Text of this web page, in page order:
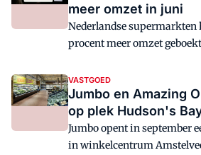
meer omzet in juni
Nederlandse supermarkten
procent meer omzet
Statistiek (CBS). Vooral
opnieuw een aanzienlijke
VASTGOED
Jumbo en Amazing
op plek Hudson's
Jumbo opent in september
in winkelcentrum